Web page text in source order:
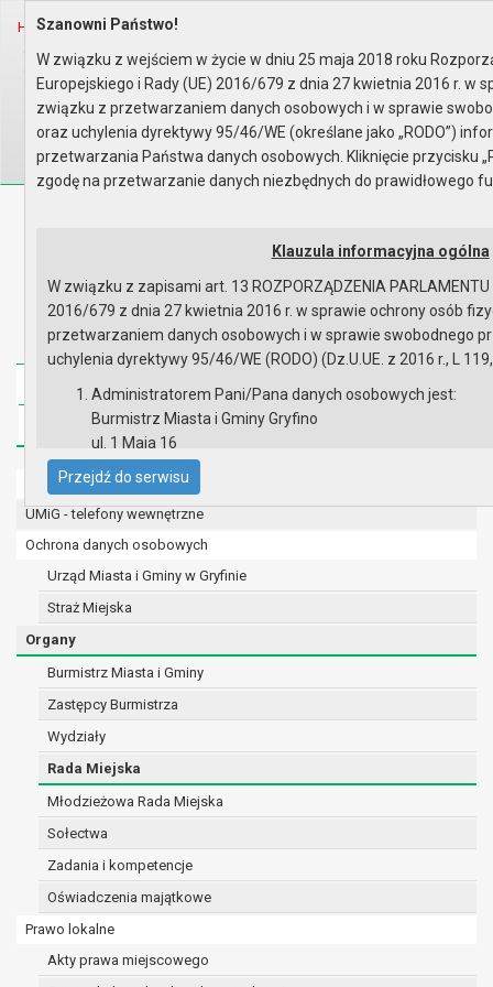
Home Organy Rada Miejska
Zapis wideo przebiegu sesji
Wyszukaj na stronie:
AAA
Urząd Miasta i Gminy w Gryfinie
Strona główna Mapa serwisu Aktualności
Redakcja Instrukcja korzystania
Strona główna
UMiG - telefony wewnętrzne
Ochrona danych osobowych
Urząd Miasta i Gminy w Gryfinie
Straż Miejska
Organy
Burmistrz Miasta i Gminy
Zastępcy Burmistrza
Wydziały
Rada Miejska
Młodzieżowa Rada Miejska
Sołectwa
Zadania i kompetencje
Oświadczenia majątkowe
Prawo lokalne
Akty prawa miejscowego
Szanowni Państwo!
W związku z wejściem w życie w dniu 25 maja 2018 roku
Europejskiego i Rady (UE) 2016/679 z dnia 27 kwietnia 2016 r. w
związku z przetwarzaniem danych osobowych i w sprawie
oraz uchylenia dyrektywy 95/46/WE (określane jako „RODO”)
przetwarzania Państwa danych osobowych. Kliknięcie przycisku
zgodę na przetwarzanie danych niezbędnych do prawidłowego
Klauzula informacyjna ogólna
W związku z zapisami art. 13 ROZPORZĄDZENIA PARLAMENTU
2016/679 z dnia 27 kwietnia 2016 r. w sprawie ochrony osób
przetwarzaniem danych osobowych i w sprawie swobodnego
uchylenia dyrektywy 95/46/WE (RODO) (Dz.U.UE. z 2016 r., L
Administratorem Pani/Pana danych osobowych jest:
Burmistrz Miasta i Gminy Gryfino
ul. 1 Maja 16
74 -100 Gryfino
telefon: 91 416 20 11
e-mail:burmistrz@gryfino.pl
Dane kontaktowe Inspektora Ochrony Danych:
e-mail:iod@gryfino.pl
Pani/Pana dane osobowe przetwarzane są zgodnie z
realizacji zadań wynikających z przepisów prawa,
8 marca 1990 r. o samorządzie gminnym (Dz.U. z
szeregu ustaw kompetencyjnych
zawarcia i realizacji umów;
ochrony żywotnych interesów osoby, której dane
wykonania zadania realizowanego w interesie
w pozostałych przypadkach dane osobowe
podstawie wcześniej udzielonej zgody w zakresie i
W związku z przetwarzaniem danych w celu wskazanym
być udostępniane innym upoważnionym odbiorcom lub
osobowych. Odbiorcami mogą być:
podmioty, które przetwarzają dane osobowe w
Przejdź do serwisu